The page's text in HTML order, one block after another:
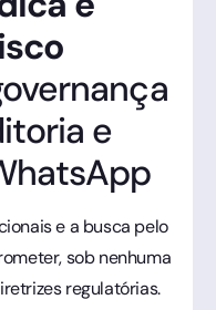
e
e a busca pelo
sob nenhuma
regulatórias.